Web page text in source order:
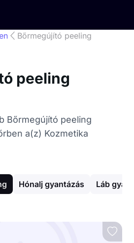
Bőrmegújító peeling
peeling
Bőrmegújító peeling
a(z) Kozmetika
Hónalj gyantázás Láb